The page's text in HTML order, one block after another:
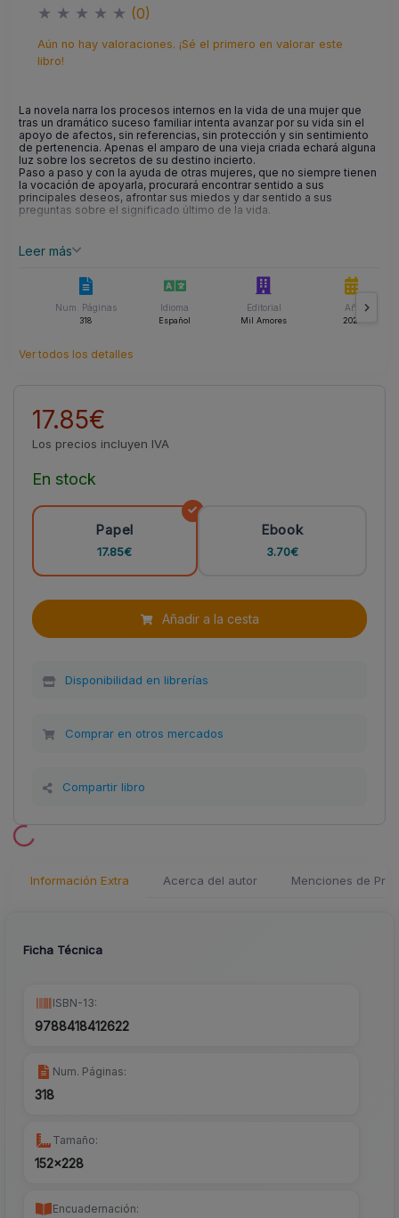
★ ★ ★ ★ ★ (0)
Aún no hay valoraciones. ¡Sé el primero en valorar este
libro!
La novela narra los procesos internos en la vida de una mujer que
tras un dramático suceso familiar intenta avanzar por su vida sin el
apoyo de afectos, sin referencias, sin protección y sin sentimiento
de pertenencia. Apenas el amparo de una vieja criada echará alguna
luz sobre los secretos de su destino incierto.
Paso a paso y con la ayuda de otras mujeres, que no siempre tienen
la vocación de apoyarla, procurará encontrar sentido a sus
principales deseos, afrontar sus miedos y dar sentido a sus
preguntas sobre el significado último de la vida.
Leer más
Num. Páginas
318
Idioma
Español
Editorial
Mil Amores
Año
2020
Ver todos los detalles
17.85€
Los precios incluyen IVA
En stock
Papel
17.85€
Ebook
3.70€
Añadir a la cesta
Disponibilidad en librerías
Comprar en otros mercados
Compartir libro
Información Extra Acerca del autor Menciones de
Ficha Técnica
ISBN-13:
9788418412622
Num. Páginas:
318
Tamaño:
152x228
Encuadernación: